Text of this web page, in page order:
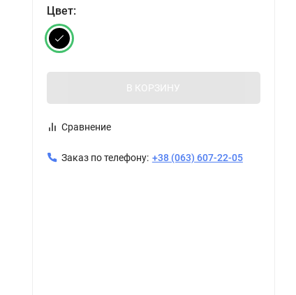
Цвет:
В КОРЗИНУ
Сравнение
Заказ по телефону: +38 (063) 607-22-05